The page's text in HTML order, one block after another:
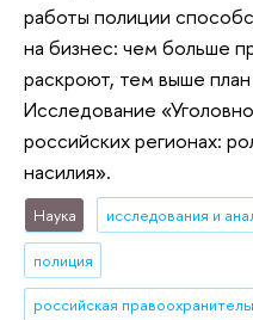
работы полиции
на бизнес: чем больше
раскроют, тем выше
Исследование
российских регионах:
насилия».
Наука исследования и
полиция